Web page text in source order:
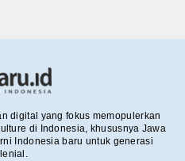
digital yang fokus memopulerkan
di Indonesia, khususnya Jawa
Indonesia baru untuk generasi